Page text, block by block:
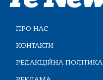
ПРО НАС
КОНТАКТИ
РЕДАКЦІЙНА ПОЛІТИКА